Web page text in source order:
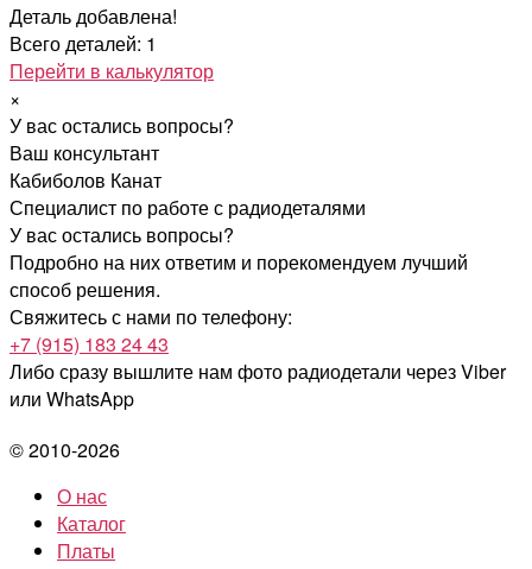
Деталь добавлена!
Всего деталей: 1
Перейти в калькулятор
×
У вас остались вопросы?
Ваш консультант
Кабиболов Канат
Специалист по работе с радиодеталями
У вас остались вопросы?
Подробно на них ответим и порекомендуем лучший
способ решения.
Свяжитесь с нами по телефону:
+7 (915) 183 24 43
Либо сразу вышлите нам фото радиодетали через Viber
или WhatsApp
© 2010-2026
О нас
Каталог
Платы